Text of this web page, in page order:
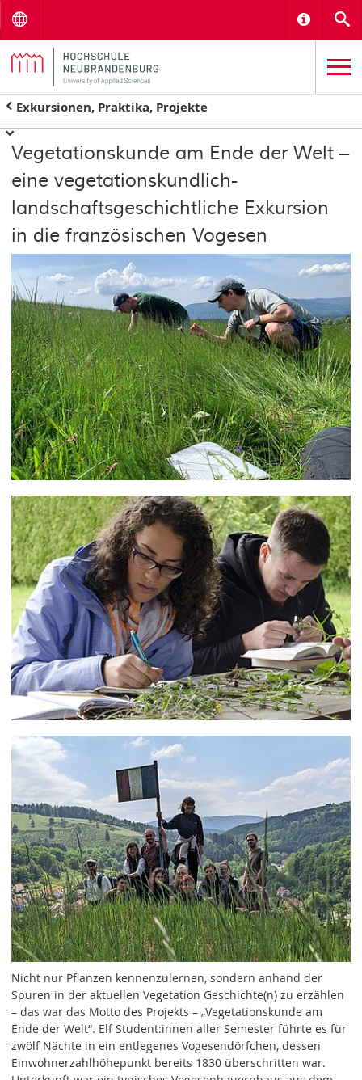
Exkursionen, Praktika, Projekte
Vegetationskunde am Ende der Welt –
eine vegetationskundlich-
landschaftsgeschichtliche Exkursion
in die französischen Vogesen
Nicht nur Pflanzen kennenzulernen, sondern anhand der
Spuren in der aktuellen Vegetation Geschichte(n) zu erzählen
– das war das Motto des Projekts – „Vegetationskunde am
Ende der Welt“. Elf Student:innen aller Semester führte es für
zwölf Nächte in ein entlegenes Vogesendörfchen, dessen
Einwohnerzahlhöhepunkt bereits 1830 überschritten war.